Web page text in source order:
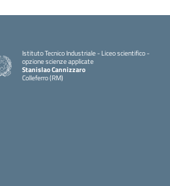
Istituto Tecnico Industriale - Liceo scientifico -
opzione scienze applicate
Stanislao Cannizzaro
Colleferro (RM)